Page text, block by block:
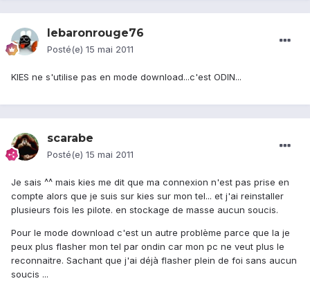
lebaronrouge76
Posté(e) 15 mai 2011
KIES ne s'utilise pas en mode download...c'est ODIN...
scarabe
Posté(e) 15 mai 2011
Je sais ^^ mais kies me dit que ma connexion n'est pas prise en
compte alors que je suis sur kies sur mon tel... et j'ai reinstaller
plusieurs fois les pilote. en stockage de masse aucun soucis.
Pour le mode download c'est un autre problème parce que la je
peux plus flasher mon tel par ondin car mon pc ne veut plus le
reconnaitre. Sachant que j'ai déjà flasher plein de foi sans aucun
soucis ...